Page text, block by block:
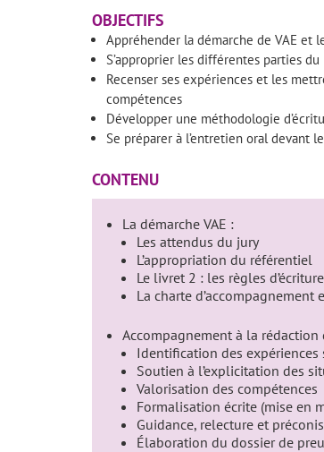
OBJECTIFS
Appréhender la démarche de VAE et
S’approprier les différentes parties
Recenser ses expériences et les
compétences
Développer une méthodologie
Se préparer à l’entretien oral devant
CONTENU
La démarche VAE :
Les attendus du jury
L’appropriation du référentiel
Le livret 2 : les règles
La charte
Accompagnement à la
Identification des expériences
Soutien à l’explicitation des
Valorisation des compétences
Formalisation écrite (mise en
Guidance, relecture et
Élaboration du dossier de